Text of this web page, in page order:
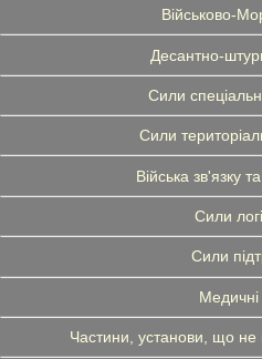
Військово-
Десантно-
Сили
Сили
Війська зв'язку
Сили
Сили
Частини, установи, що не